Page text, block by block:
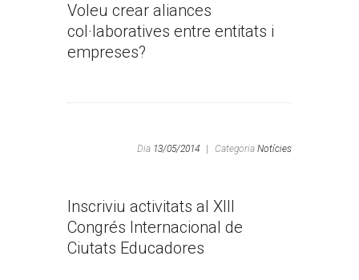
Voleu crear aliances
col·laboratives entre entitats i
empreses?
Dia 13/05/2014 Categoria Notícies
Inscriviu activitats al XIII
Congrés Internacional de
Ciutats Educadores